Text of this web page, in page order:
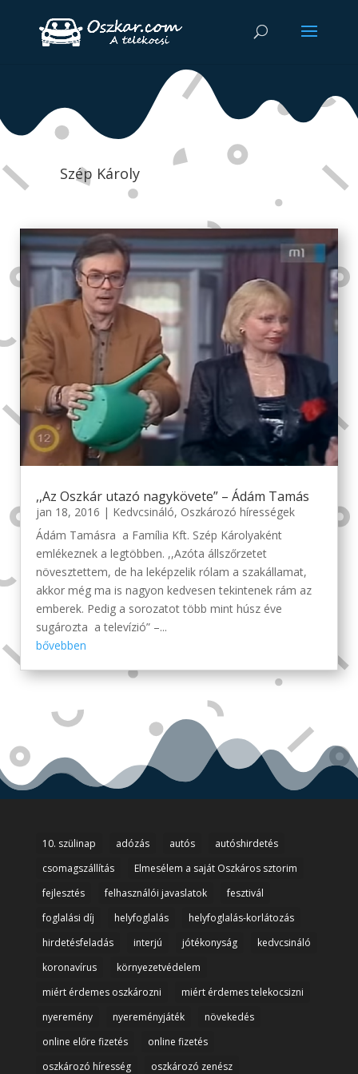
Szép Károly
,,Az Oszkár utazó nagykövete” – Ádám Tamás
jan 18, 2016 | Kedvcsináló, Oszkározó hírességek
Ádám Tamásra a Família Kft. Szép Károlyaként
emlékeznek a legtöbben. ,,Azóta állszőrzetet
növesztettem, de ha leképzelik rólam a szakállamat,
akkor még ma is nagyon kedvesen tekintenek rám az
emberek. Pedig a sorozatot több mint húsz éve
sugározta a televízió” –...
bővebben
10. szülinap adózás autós
autóshirdetés
csomagszállítás
Elmesélem a saját Oszkáros sztorim
fejlesztés
felhasználói javaslatok
fesztivál
foglalási díj
helyfoglalás
helyfoglalás-korlátozás
hirdetésfeladás
interjú jótékonyság
kedvcsináló
koronavírus
környezetvédelem
miért érdemes oszkározni
miért érdemes telekocsizni
nyeremény
nyereményjáték
növekedés
online előre fizetés
online fizetés
oszkározó híresség
oszkározó zenész